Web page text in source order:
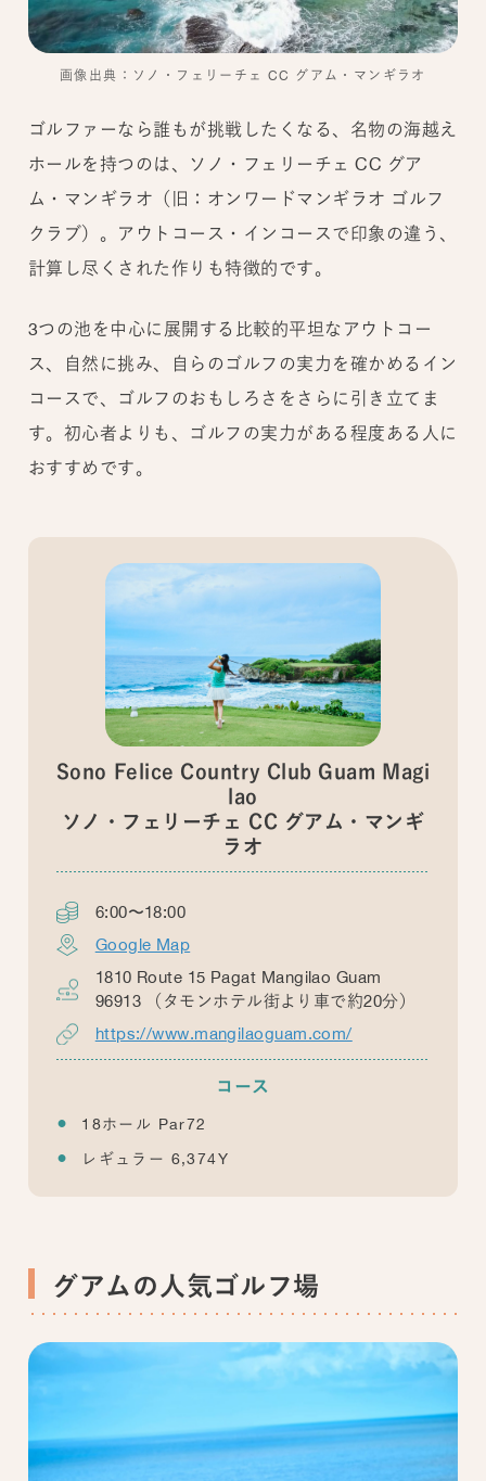
画像出典：ソノ・フェリーチェ CC グアム・マンギラオ
ゴルファーなら誰もが挑戦したくなる、名物の海越え
ホールを持つのは、ソノ・フェリーチェ CC グア
ム・マンギラオ（旧：オンワードマンギラオ ゴルフ
クラブ）。アウトコース・インコースで印象の違う、
計算し尽くされた作りも特徴的です。
3つの池を中心に展開する比較的平坦なアウトコー
ス、自然に挑み、自らのゴルフの実力を確かめるイン
コースで、ゴルフのおもしろさをさらに引き立てま
す。初心者よりも、ゴルフの実力がある程度ある人に
おすすめです。
Sono Felice Country Club Guam Magi
lao
ソノ・フェリーチェ CC グアム・マンギ
ラオ
6:00〜18:00
Google Map
1810 Route 15 Pagat Mangilao Guam
96913 （タモンホテル街より車で約20分）
https://www.mangilaoguam.com/
コース
18ホール Par72
レギュラー 6,374Y
グアムの人気ゴルフ場